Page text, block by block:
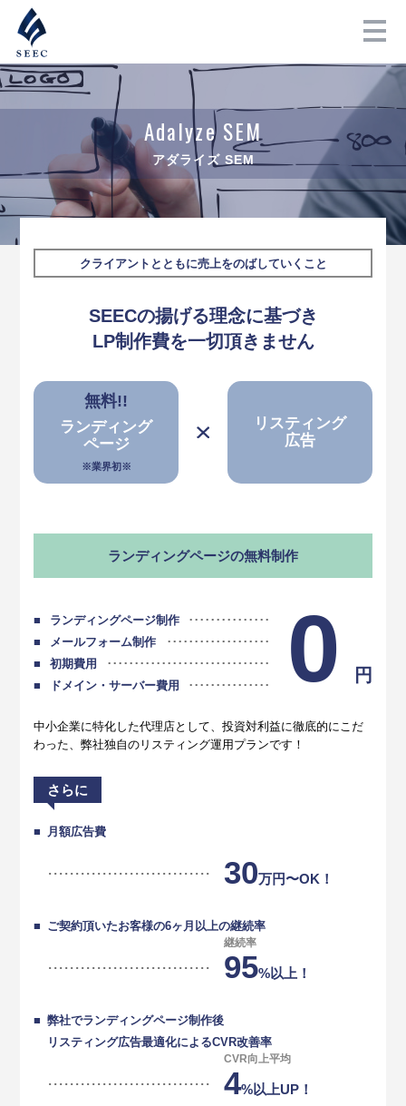
Adalyze SEM
アダラ イ ズ SEM
クライアントとともに売上をのばしていくこと
SEECの揚げる理念に基づき
LP制作費を一切頂き ません
無料!!
ランディング
ページ
※業界初※
リスティング
広告
ランディングページの無料制作
ランディングページ制作
メールフォーム制作
初期費用
ドメイン・サーバー費用
0 円
中小企業に特化した代理店として、投資対利益に徹底的にこだ
わった、弊社独自のリスティング運用プランです！
さらに
月額広告費
30万円〜OK！
ご契約頂いたお客様の6ヶ月以上の継続率
継続率
95%以上！
弊社でランディングページ制作後
リスティング広告最適化によるCVR改善率
CVR向上平均
4%以上UP！